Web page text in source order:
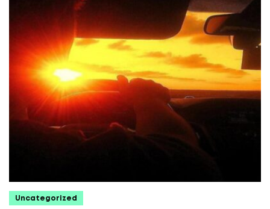
Uncategorized